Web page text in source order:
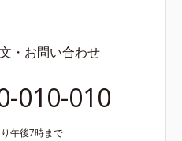
・お問い合わせ
010-010
午後7時まで